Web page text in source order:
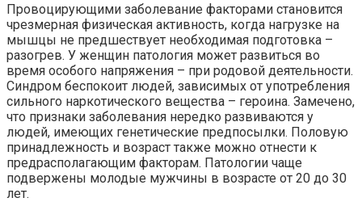
Провоцирующими заболевание факторами становится
чрезмерная физическая активность, когда нагрузке на
мышцы не предшествует необходимая подготовка –
разогрев. У женщин патология может развиться во
время особого напряжения – при родовой деятельности.
Синдром беспокоит людей, зависимых от употребления
сильного наркотического вещества – героина. Замечено,
что признаки заболевания нередко развиваются у
людей, имеющих генетические предпосылки. Половую
принадлежность и возраст также можно отнести к
предрасполагающим факторам. Патологии чаще
подвержены молодые мужчины в возрасте от 20 до 30
лет.